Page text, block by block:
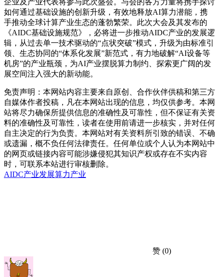
如何通过基础设施的创新升级，有效地释放AI算力潜能，携
手推动全球计算产业生态的蓬勃繁荣。此次大会及其发布的
《AIDC基础设施规范》，必将进一步推动AIDC产业的发展逻
辑，从过去单一技术驱动的“点状突破”模式，升级为由标准引
领、生态协同的“体系化发展”新范式，有力地破解“AI设备等
机房”的产业瓶颈，为AI产业摆脱算力制约、探索更广阔的发
展空间注入强大的新动能。
免责声明：本网站内容主要来自原创、合作伙伴供稿和第三方
自媒体作者投稿，凡在本网站出现的信息，均仅供参考。本网
站将尽力确保所提供信息的准确性及可靠性，但不保证有关资
料的准确性及可靠性，读者在使用前请进一步核实，并对任何
自主决定的行为负责。本网站对有关资料所引致的错误、不确
或遗漏，概不负任何法律责任。任何单位或个人认为本网站中
的网页或链接内容可能涉嫌侵犯其知识产权或存在不实内容
时，可联系本站进行审核删除。
AIDC产业发展算力产业
赞 (0)